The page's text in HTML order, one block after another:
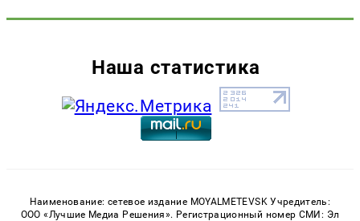
Наша статистика
Наименование: сетевое издание MOYALMETEVSK Учредитель:
ООО «Лучшие Медиа Решения». Регистрационный номер СМИ: Эл